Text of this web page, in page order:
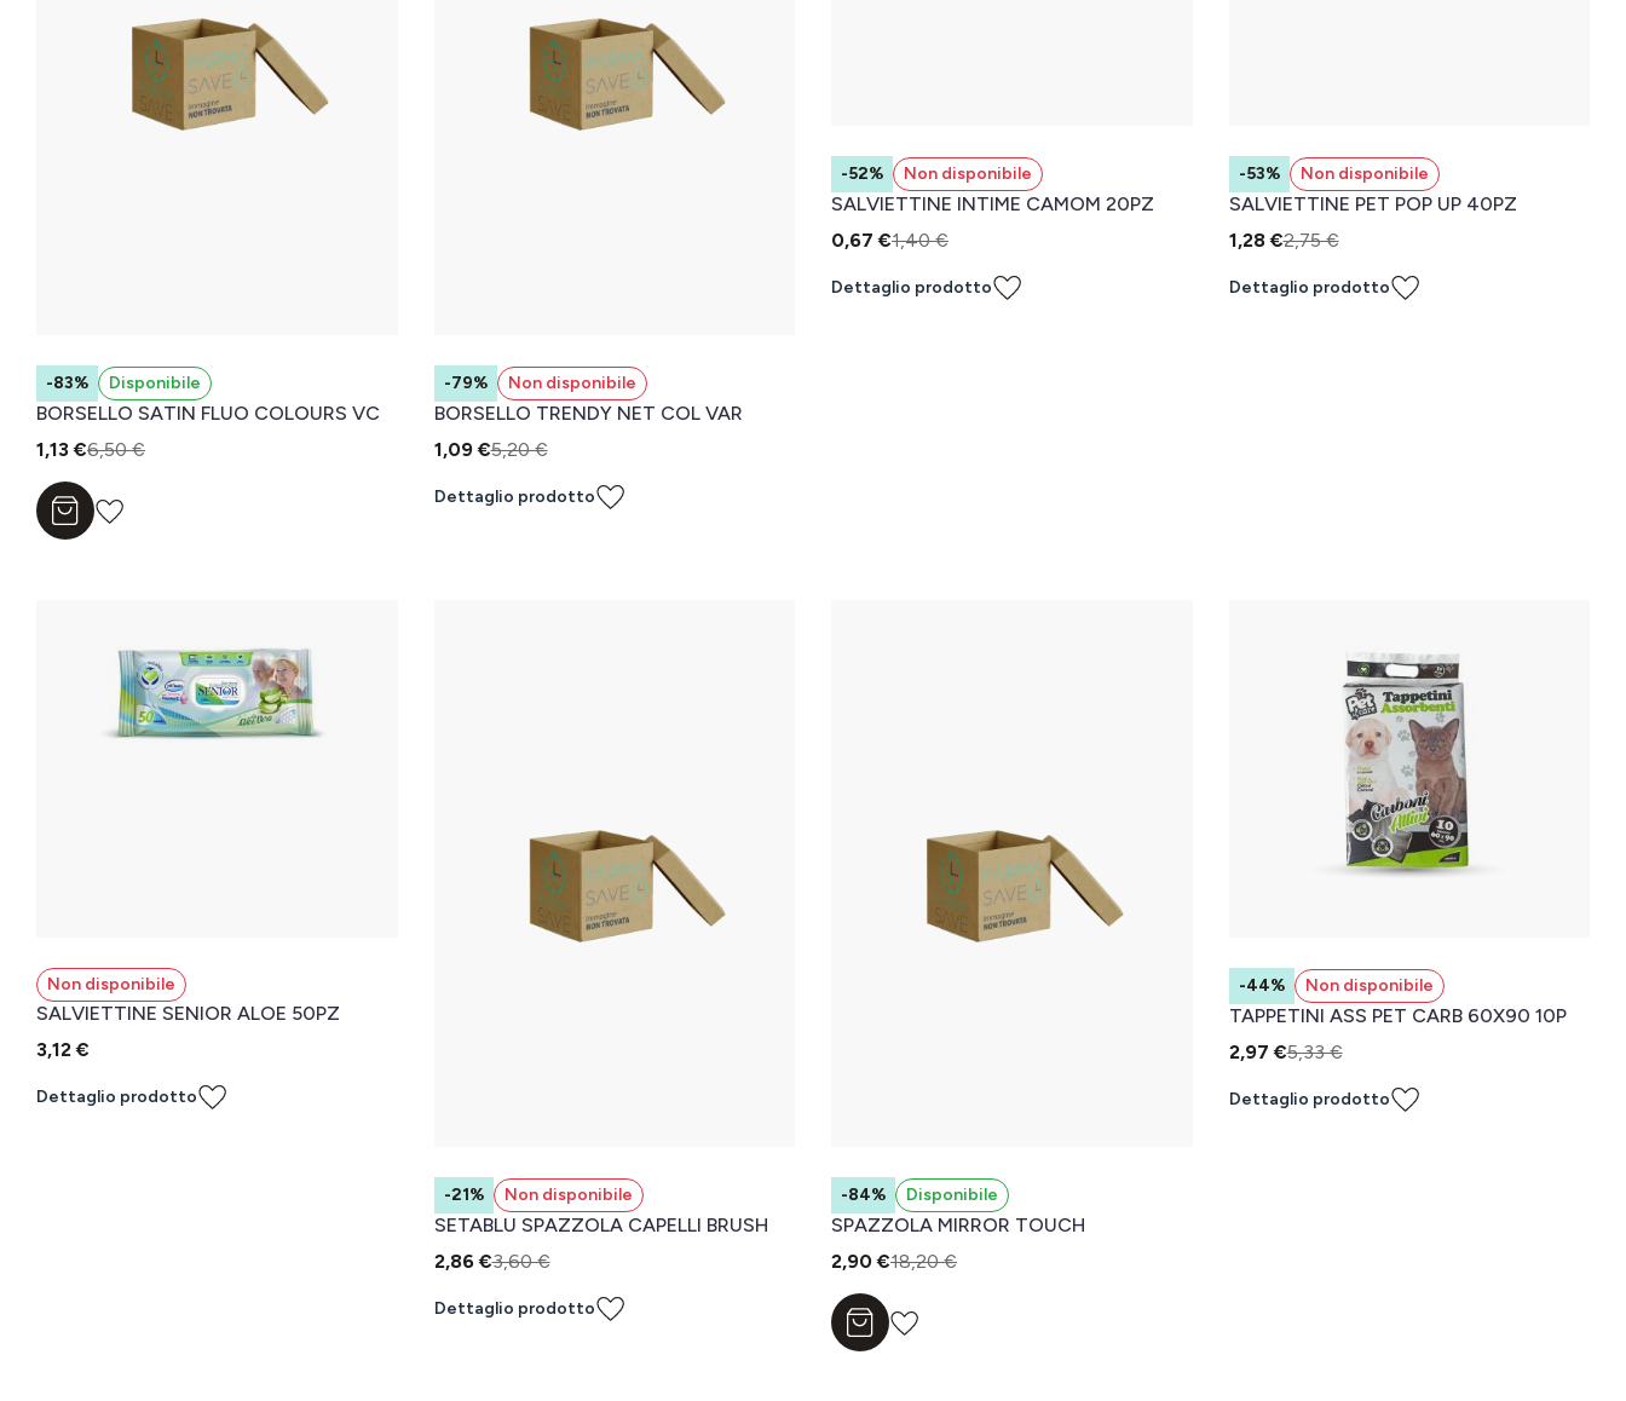
-83% Disponibile
BORSELLO SATIN FLUO COLOURS VC
1,13 €6,50 €
Aggiungi al carrello
-79% Non disponibile
BORSELLO TRENDY NET COL VAR
1,09 €5,20 €
Dettaglio prodotto
-52% Non disponibile
SALVIETTINE INTIME CAMOM 20PZ
0,67 €1,40 €
Dettaglio prodotto
-53% Non disponibile
SALVIETTINE PET POP UP 40PZ
1,28 €2,75 €
Dettaglio prodotto
Non disponibile
SALVIETTINE SENIOR ALOE 50PZ
3,12 €
Dettaglio prodotto
-21% Non disponibile
SETABLU SPAZZOLA CAPELLI BRUSH
2,86 €3,60 €
Dettaglio prodotto
-84% Disponibile
SPAZZOLA MIRROR TOUCH
2,90 €18,20 €
Aggiungi al carrello
-44% Non disponibile
TAPPETINI ASS PET CARB 60X90 10P
2,97 €5,33 €
Dettaglio prodotto